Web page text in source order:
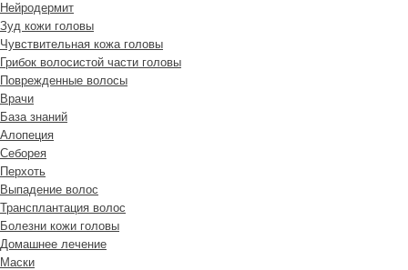
Нейродермит
Зуд кожи головы
Чувствительная кожа головы
Грибок волосистой части головы
Поврежденные волосы
Врачи
База знаний
Алопеция
Себорея
Перхоть
Выпадение волос
Трансплантация волос
Болезни кожи головы
Домашнее лечение
Маски